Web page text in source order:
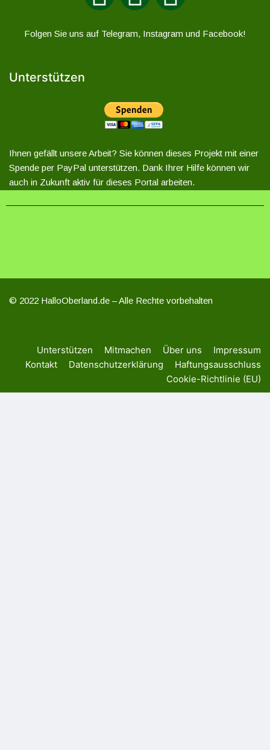
Folgen Sie uns auf Telegram, Instagram und Facebook!
Unterstützen
Ihnen gefällt unsere Arbeit? Sie können dieses Projekt mit einer
Spende per PayPal unterstützen. Dank Ihrer Hilfe können wir
auch in Zukunft aktiv für dieses Portal arbeiten.
© 2022 HalloOberland.de – Alle Rechte vorbehalten
Unterstützen Mitmachen Über uns
Impressum
Kontakt
Datenschutzerklärung
Haftungsausschluss
Cookie-Richtlinie (EU)